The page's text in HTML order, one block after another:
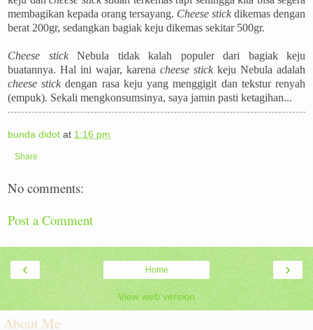
membagikan kepada orang tersayang. Cheese stick dikemas dengan
berat 200gr, sedangkan bagiak keju dikemas sekitar 500gr.
Cheese stickNebula tidak kalah populer dari bagiak keju
buatannya. Hal ini wajar, karena cheese stick keju Nebula adalah
cheese stick dengan rasa keju yang menggigit dan tekstur renyah
(empuk). Sekali mengkonsumsinya, saya jamin pasti ketagihan...
bunda didot at 1:16 pm
Share
No comments:
Post a Comment
‹ ›
Home
View web version
About Me